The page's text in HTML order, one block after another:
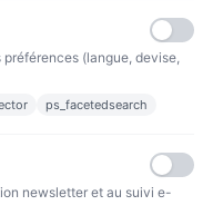
(langue, devise,
ps_facetedsearch
newsletter et au suivi e-